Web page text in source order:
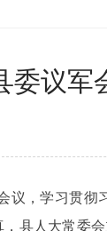
委议军
，学习贯彻
县人大常委